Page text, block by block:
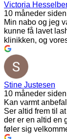
Victoria
10 måneder siden
Min nabo og jeg
kunne få lavet
klinikken, og
Stine Justesen
10 måneder siden
Kan varmt
Ser altid frem til
der er en altid en
føler sig